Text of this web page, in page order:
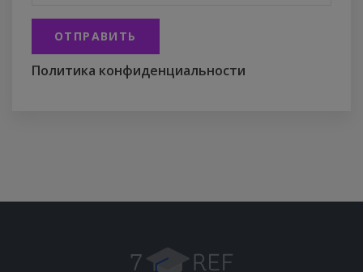
ОТПРАВИТЬ
Политика конфиденциальности